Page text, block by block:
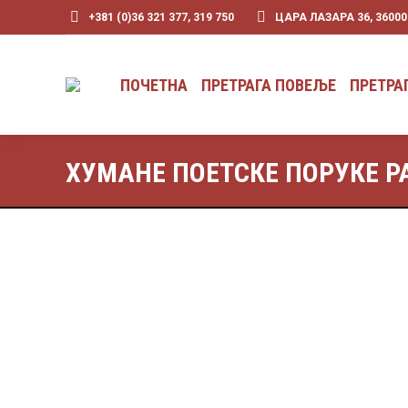
+381 (0)36 321 377, 319 750 ЦАРА ЛАЗАРА 36,
ПОЧЕТНА ПРЕТРАГА ПОВЕЉЕ
ХУМАНЕ ПОЕТСКЕ ПОРУКЕ